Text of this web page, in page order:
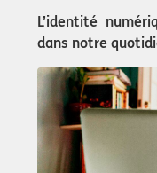
L’identité
dans notre